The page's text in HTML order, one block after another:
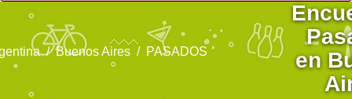
Buenos Aires PASADOS
en